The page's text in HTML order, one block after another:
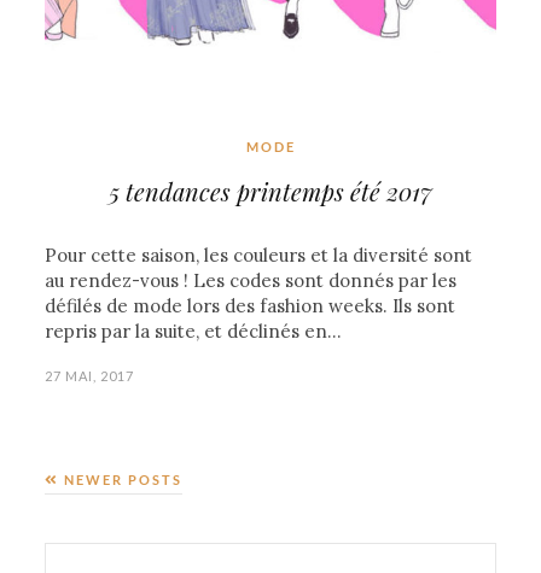
MODE
5 tendances printemps été 2017
Pour cette saison, les couleurs et la diversité sont
au rendez-vous ! Les codes sont donnés par les
défilés de mode lors des fashion weeks. Ils sont
repris par la suite, et déclinés en…
27 MAI, 2017
NEWER POSTS